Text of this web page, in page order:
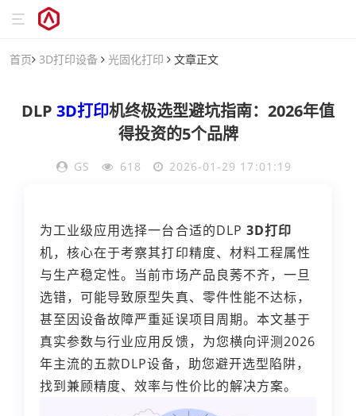
首页 3D打印设备 光固化打印 文章正文
DLP 3D打印机终极选型避坑指南：2026年值
得投资的5个品牌
GS 618 2026-01-29 17:01:19
为工业级应用选择一台合适的DLP 3D打印
机，核心在于考察其打印精度、材料工程属性
与生产稳定性。当前市场产品良莠不齐，一旦
选错，可能导致原型失真、零件性能不达标，
甚至因设备故障严重延误项目周期。本文基于
真实参数与行业应用反馈，为您横向评测2026
年主流的五款DLP设备，助您避开选型陷阱，
找到兼顾精度、效率与性价比的解决方案。